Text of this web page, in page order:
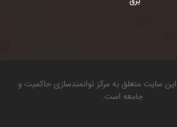
سایت متعلق به مرکز توانمندسازی حاکمیت و
جامعه است.